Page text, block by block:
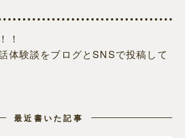
！
体験談をブログとSNSで投稿して
最近書いた記事